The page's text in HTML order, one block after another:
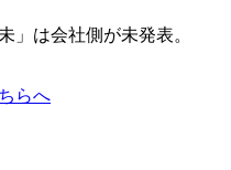
」は会社側が未発表。
らへ